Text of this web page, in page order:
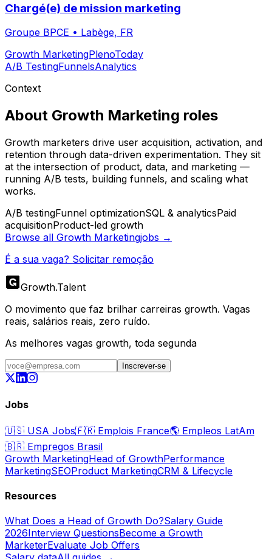
Chargé(e) de mission marketing
Groupe BPCE • Labège, FR
Growth MarketingPlenoToday
A/B TestingFunnelsAnalytics
Context
About Growth Marketing roles
Growth marketers drive user acquisition, activation, and
retention through data-driven experimentation. They sit
at the intersection of product, data, and marketing —
running A/B tests, building funnels, and scaling what
works.
A/B testingFunnel optimizationSQL & analyticsPaid
acquisitionProduct-led growth
Browse all Growth Marketingjobs →
É a sua vaga? Solicitar remoção
Growth.Talent
O movimento que faz brilhar carreiras growth. Vagas
reais, salários reais, zero ruído.
As melhores vagas growth, toda segunda
Inscrever-se
Jobs
🇺🇸 USA Jobs🇫🇷 Emplois France🌎 Empleos LatAm
🇧🇷 Empregos Brasil
Growth MarketingHead of GrowthPerformance
MarketingSEOProduct MarketingCRM & Lifecycle
Resources
What Does a Head of Growth Do?Salary Guide
2026Interview QuestionsBecome a Growth
MarketerEvaluate Job Offers